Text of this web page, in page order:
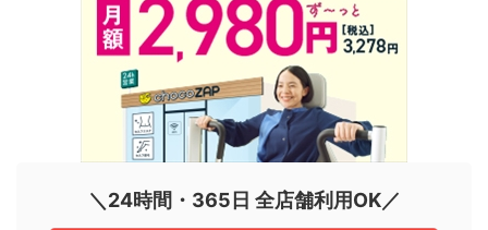
＼24時間・365日 全店舗利用OK／